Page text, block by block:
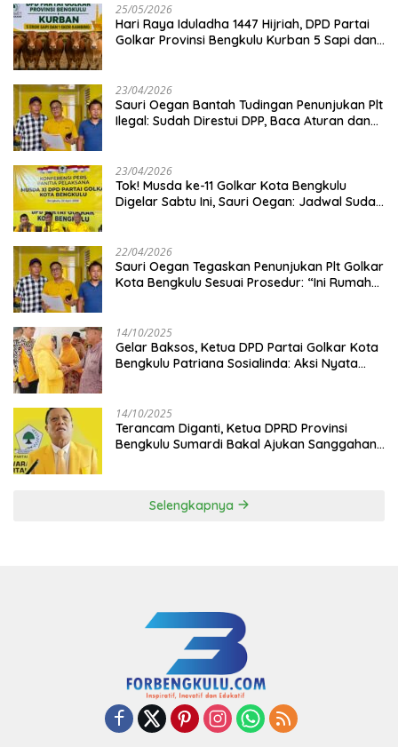
25/05/2026
Hari Raya Iduladha 1447 Hijriah, DPD Partai
Golkar Provinsi Bengkulu Kurban 5 Sapi dan 1
23/04/2026
Sauri Oegan Bantah Tudingan Penunjukan Plt
Ilegal: Sudah Direstui DPP, Baca Aturan dan
23/04/2026
‎Tok! Musda ke-11 Golkar Kota Bengkulu
Digelar Sabtu Ini, Sauri Oegan: Jadwal Sudah
22/04/2026
Sauri Oegan Tegaskan Penunjukan Plt Golkar
Kota Bengkulu Sesuai Prosedur: “Ini Rumah
14/10/2025
‎Gelar Baksos, Ketua DPD Partai Golkar Kota
Bengkulu Patriana Sosialinda: Aksi Nyata
14/10/2025
Terancam Diganti, Ketua DPRD Provinsi
Bengkulu Sumardi Bakal Ajukan Sanggahan
Selengkapnya